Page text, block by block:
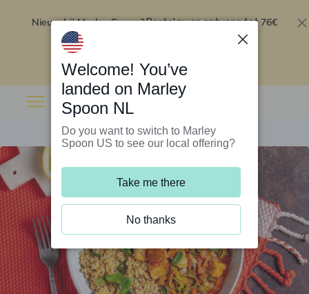
Nieuw bij Marley Spoon?Bestel nu en ontvang tot 76€
Welcome! You’ve
landed on Marley
Spoon NL
Do you want to switch to Marley
Spoon US to see our local offering?
Take me there
No thanks